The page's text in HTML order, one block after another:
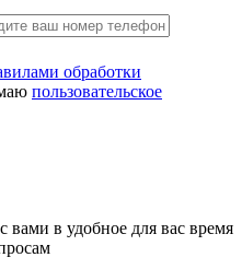
обработки
пользовательское
в удобное для вас время